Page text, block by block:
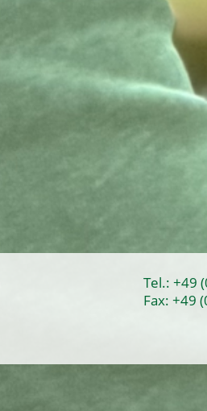
Tel.: +49
Fax: +49